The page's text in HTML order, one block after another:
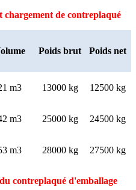
chargement de contreplaqué
Poids brut Poids net
m3 13000 kg 12500 kg
m3 25000 kg 24500 kg
m3 28000 kg 27500 kg
contreplaqué d'emballage